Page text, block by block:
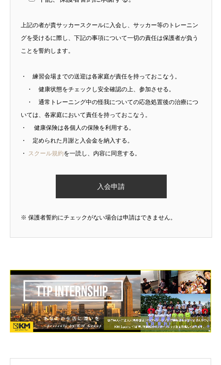
上記の者が貴サッカースクールに入会し、サッカー等のトレーニン
グを受けるに際し、下記の事項について一切の責任は保護者が負う
ことを誓約します。
・ 練習会場までの送迎は各家庭が責任を持っておこなう。
・ 健康状態をチェックし安全確認の上、参加させる。
・ 通常トレーニング中の怪我についての応急処置後の治療につ
いては、各家庭において責任を持っておこなう。
・ 健康保険は各個人の保険を利用する。
・ 定められた月謝と入会金を納入する。
・ スクール規約を一読し、内容に同意する。
※ 保護者誓約にチェックがない場合は申請はできません。